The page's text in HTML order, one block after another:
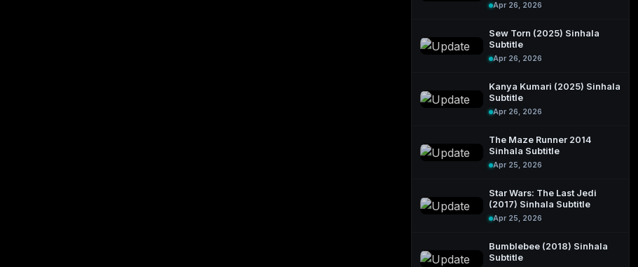
Apr 26, 2026
Sew Torn (2025) Sinhala
Subtitle
Apr 26, 2026
Kanya Kumari (2025) Sinhala
Subtitle
Apr 26, 2026
The Maze Runner 2014
Sinhala Subtitle
Apr 25, 2026
Star Wars: The Last Jedi
(2017) Sinhala Subtitle
Apr 25, 2026
Bumblebee (2018) Sinhala
Subtitle